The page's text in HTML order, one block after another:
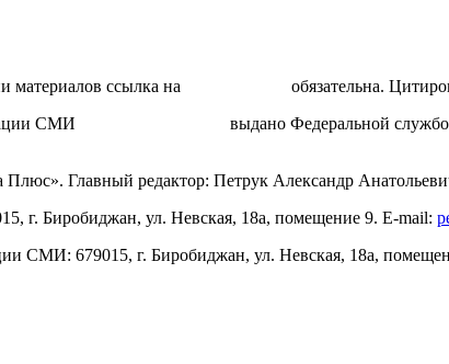
материалов ссылка на
обязательна.
СМИ
выдано Федеральной
Главный редактор: Петрук Александр
г. Биробиджан, ул. Невская, 18а, помещение 9. E-mail:
СМИ: 679015, г. Биробиджан, ул. Невская, 18а,